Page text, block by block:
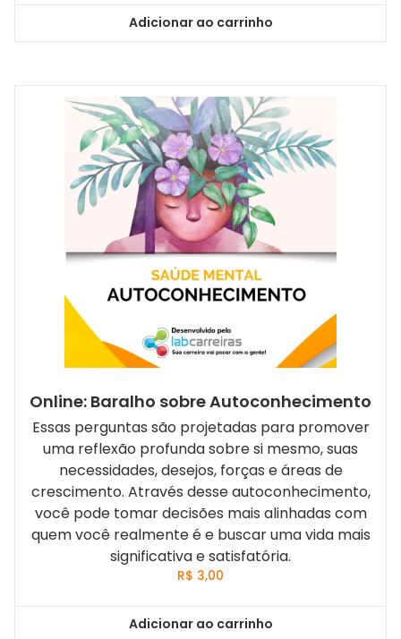
Adicionar ao carrinho
Online: Baralho sobre Autoconhecimento
Essas perguntas são projetadas para promover
uma reflexão profunda sobre si mesmo, suas
necessidades, desejos, forças e áreas de
crescimento. Através desse autoconhecimento,
você pode tomar decisões mais alinhadas com
quem você realmente é e buscar uma vida mais
significativa e satisfatória.
R$ 3,00
Adicionar ao carrinho